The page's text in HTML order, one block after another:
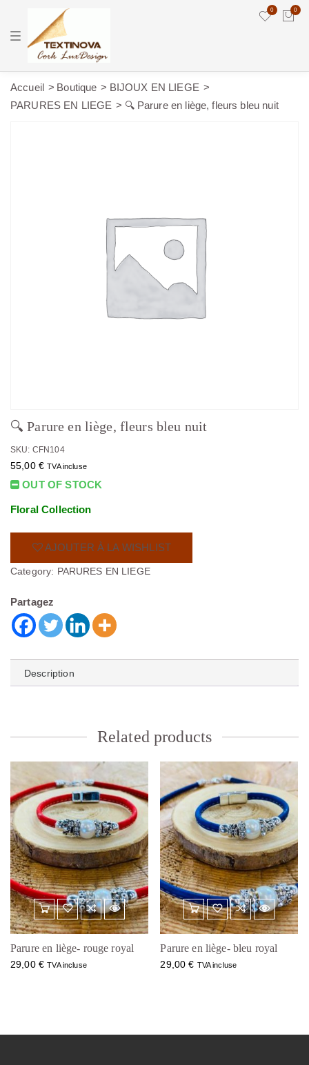
T
e
a
0 0
Accueil Boutique
BIJOUX EN LIEGE
PARURES EN LIEGE
🔍 Parure en liège, fleurs bleu nuit
🔍 Parure en liège, fleurs bleu nuit
SKU: CFN104
55,00 € TVA incluse
OUT OF STOCK
Floral Collection
AJOUTER À LA WISHLIST
Category: PARURES EN LIEGE
Partagez
Description
Related products
Parure en liège- rouge royal
29,00 € TVA incluse
Parure en liège- bleu royal
29,00€ TVA incluse